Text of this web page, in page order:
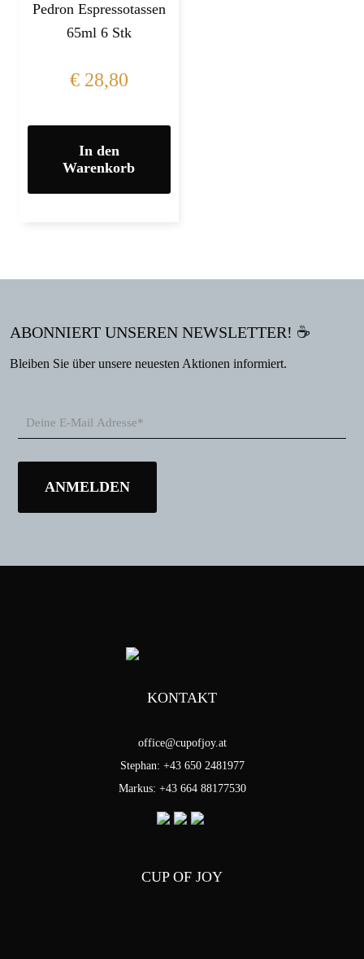
Pedron Espressotassen
65ml 6 Stk
€28,80
In den
Warenkorb
ABONNIERT UNSEREN NEWSLETTER! ☕
Bleiben Sie über unsere neuesten Aktionen informiert.
KONTAKT
office@cupofjoy.at
Stephan: +43 650 2481977
Markus: +43 664 88177530
CUP OF JOY